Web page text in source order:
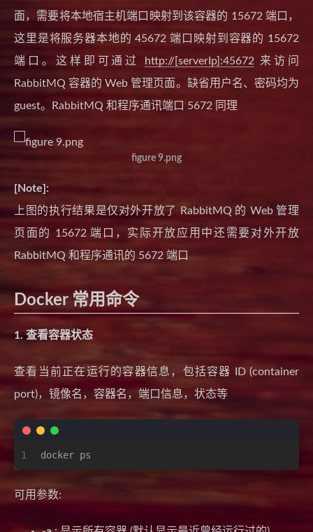
面，需要将本地宿主机端口映射到该容器的 15672 端口，
这里是将服务器本地的 45672 端口映射到容器的 15672
端口。这样即可通过
http://[serverIp]:45672 来访问
RabbitMQ 容器的 Web 管理页面。缺省用户名、密码均为
guest。RabbitMQ 和程序通讯端口 5672 同理
figure 9.png
[Note]:
上图的执行结果是仅对外开放了 RabbitMQ 的 Web 管理
页面的 15672 端口，实际开放应用中还需要对外开放
RabbitMQ 和程序通讯的 5672 端口
Docker 常用命令
1. 查看容器状态
查看当前正在运行的容器信息，包括容器 ID (container
port)，镜像名，容器名，端口信息，状态等
1 docker ps
可用参数: